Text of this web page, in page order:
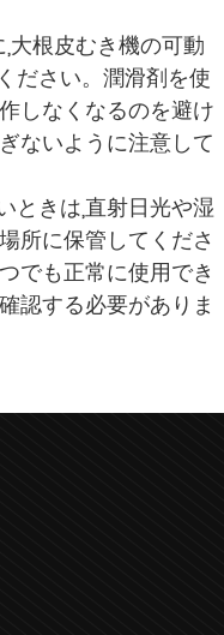
大根皮むき機の可動
ださい。潤滑剤を使
しなくなるのを避け
ないように注意して
ときは,直射日光や湿
所に保管してくださ
でも正常に使用でき
認する必要がありま